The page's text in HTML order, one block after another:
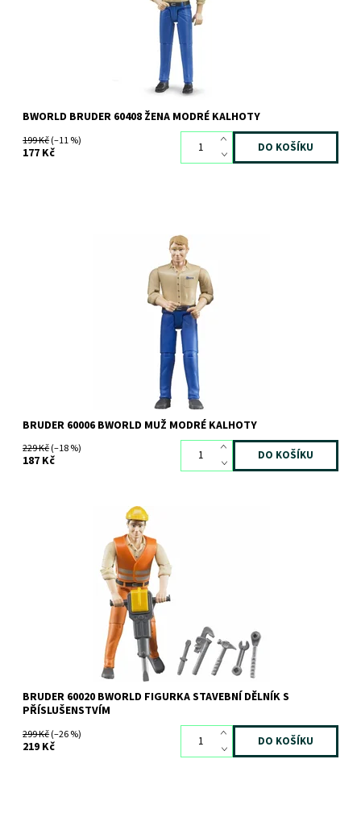
BWORLD BRUDER 60408 ŽENA MODRÉ KALHOTY
199 Kč(–11 %)
177 Kč
>3 ks
BRUDER 60006 BWORLD MUŽ MODRÉ KALHOTY
229 Kč(–18 %)
187 Kč
Bworld Stavební dělník s příslušenstvím
Skladem2 ks
1621
BRUDER
BRUDER 60020 BWORLD FIGURKA STAVEBNÍ DĚLNÍK S
PŘÍSLUŠENSTVÍM
299 Kč(–26 %)
219 Kč